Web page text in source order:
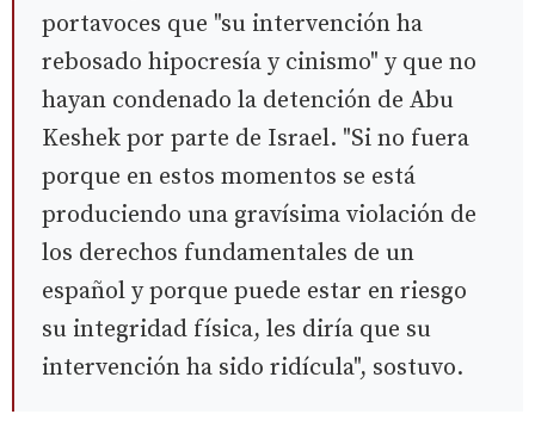
portavoces que "su intervención ha
rebosado hipocresía y cinismo" y que no
hayan condenado la detención de Abu
Keshek por parte de Israel. "Si no fuera
porque en estos momentos se está
produciendo una gravísima violación de
los derechos fundamentales de un
español y porque puede estar en riesgo
su integridad física, les diría que su
intervención ha sido ridícula", sostuvo.